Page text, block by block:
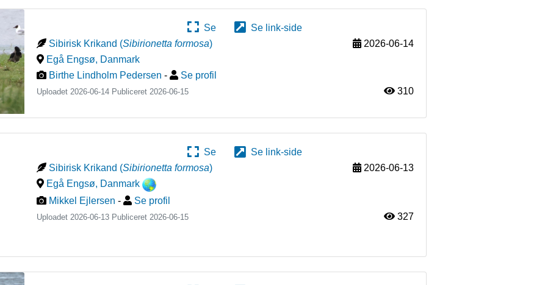
Se
Se link-side
Sibirisk Krikand (Sibirionetta formosa)
2026-06-14
Egå Engsø, Danmark
Birthe Lindholm Pedersen - Se profil
Uploadet 2026-06-14 Publiceret 2026-06-15 310
Se
Se link-side
Sibirisk Krikand (Sibirionetta formosa)
2026-06-13
Egå Engsø, Danmark
Mikkel Ejlersen - Se profil
Uploadet 2026-06-13 Publiceret 2026-06-15 327